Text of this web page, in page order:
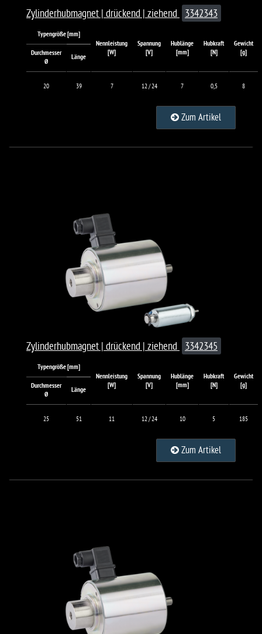
Zylinderhubmagnet | drückend | ziehend 3342343
Typengröße [mm]
Nennleistung
[W]
Spannung
[V]
Hublänge
[mm]
Hubkraft
[N]
Gewicht
[g]
Durchmesser
Ø
Länge
20 39 7 12 / 24 7 0,5 8
Zum Artikel
Zylinderhubmagnet | drückend | ziehend 3342345
Typengröße [mm]
Nennleistung
[W]
Spannung
[V]
Hublänge
[mm]
Hubkraft
[N]
Gewicht
[g]
Durchmesser
Ø
Länge
25 51 11 12 / 24 10 5 185
Zum Artikel